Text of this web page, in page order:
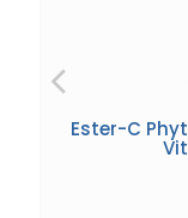
Ester-C